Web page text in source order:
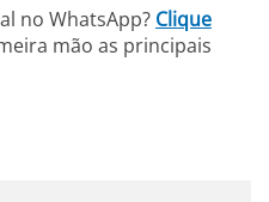
no WhatsApp? Clique
mão as principais